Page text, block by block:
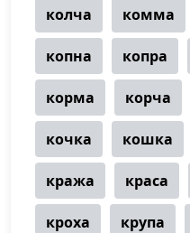
колча комма
копна копра
корма корча
кочка кошка
кража краса
кроха крупа